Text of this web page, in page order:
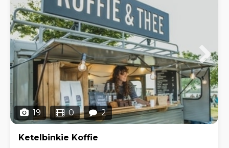
19 0 2
Ketelbinkie Koffie